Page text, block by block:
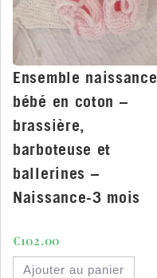
Ensemble naissance
bébé en coton –
brassière,
barboteuse et
ballerines –
Naissance-3 mois
€102.00
Ajouter au panier